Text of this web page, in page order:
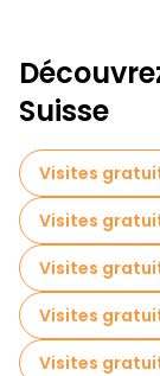
Suisse
Visites
Visites
Visites
Visites
Visites